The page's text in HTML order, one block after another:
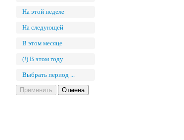
На этой неделе
На следующей
В этом месяце
(!) В этом году
Выбрать период ...
Применить Отмена